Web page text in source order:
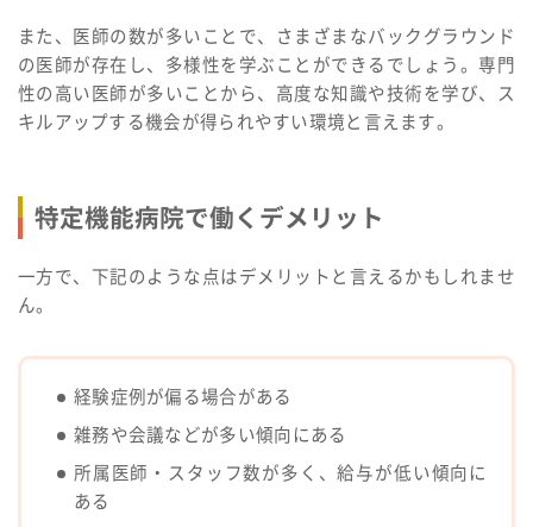
また、医師の数が多いことで、さまざまなバックグラウンド
の医師が存在し、多様性を学ぶことができるでしょう。専門
性の高い医師が多いことから、高度な知識や技術を学び、ス
キルアップする機会が得られやすい環境と言えます。
特定機能病院で働くデメリット
一方で、下記のような点はデメリットと言えるかもしれませ
ん。
経験症例が偏る場合がある
雑務や会議などが多い傾向にある
所属医師・スタッフ数が多く、給与が低い傾向に
ある